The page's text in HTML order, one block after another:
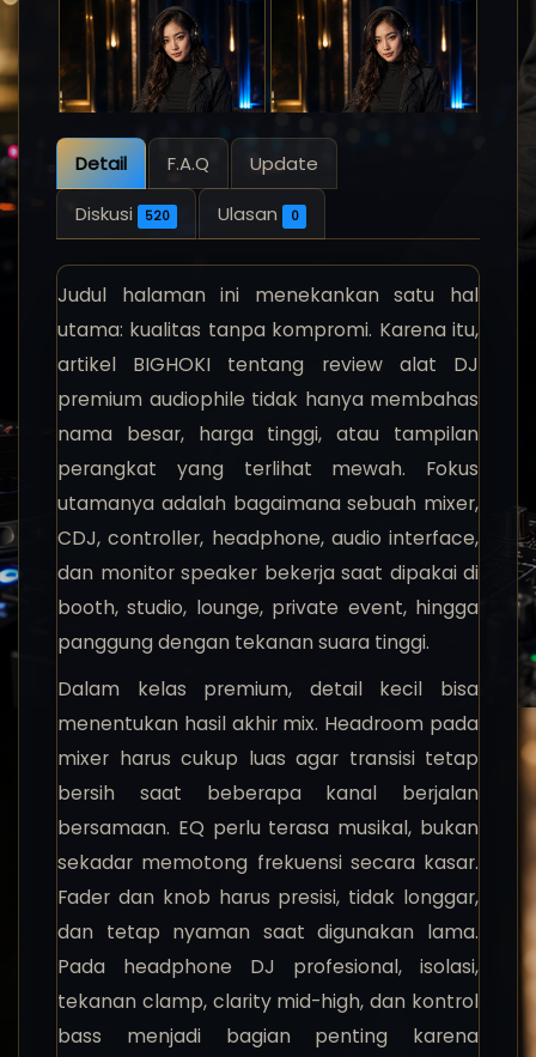
Detail F.A.Q
Update
Diskusi
520 Ulasan 0
Judul halaman ini menekankan satu hal
utama: kualitas tanpa kompromi. Karena itu,
artikel BIGHOKI tentang review alat DJ
premium audiophile tidak hanya membahas
nama besar, harga tinggi, atau tampilan
perangkat yang terlihat mewah. Fokus
utamanya adalah bagaimana sebuah mixer,
CDJ, controller, headphone, audio interface,
dan monitor speaker bekerja saat dipakai di
booth, studio, lounge, private event, hingga
panggung dengan tekanan suara tinggi.
Dalam kelas premium, detail kecil bisa
menentukan hasil akhir mix. Headroom pada
mixer harus cukup luas agar transisi tetap
bersih saat beberapa kanal berjalan
bersamaan. EQ perlu terasa musikal, bukan
sekadar memotong frekuensi secara kasar.
Fader dan knob harus presisi, tidak longgar,
dan tetap nyaman saat digunakan lama.
Pada headphone DJ profesional, isolasi,
tekanan clamp, clarity mid-high, dan kontrol
bass menjadi bagian penting karena